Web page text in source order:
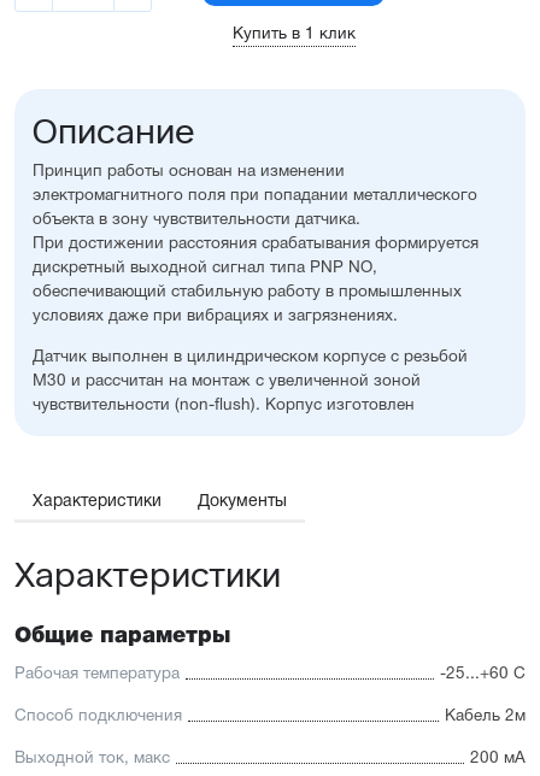
Купить в 1 клик
Описание
Принцип работы основан на изменении
электромагнитного поля при попадании металлического
объекта в зону чувствительности датчика.
При достижении расстояния срабатывания формируется
дискретный выходной сигнал типа PNP NO,
обеспечивающий стабильную работу в промышленных
условиях даже при вибрациях и загрязнениях.
Датчик выполнен в цилиндрическом корпусе с резьбой
M30 и рассчитан на монтаж с увеличенной зоной
чувствительности (non-flush). Корпус изготовлен
интеграции в систему.
что позволяет уверенно фиксировать металлические
объекты на расстоянии. Устройство работает
на эксплуатацию в условиях промышленного
Преимущества
Бесконтактное обнаружение металлических объектов
Характеристики Документы
Характеристики
Общие параметры
Рабочая температура -25...+60 С
Способ подключения Кабель 2м
Выходной ток, макс 200 мА